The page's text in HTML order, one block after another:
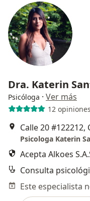
Dra. Katerin
Psicóloga · Ver más
12 opiniones
Calle 20 #122212,
Psicologa Katerin
Acepta Alkoes
Consulta